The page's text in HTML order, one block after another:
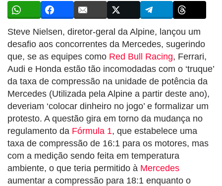
Steve Nielsen, diretor-geral da Alpine, lançou um
desafio aos concorrentes da Mercedes, sugerindo
que, se as equipes como Red Bull Racing, Ferrari,
Audi e Honda estão tão incomodadas com o ‘truque’
da taxa de compressão na unidade de potência da
Mercedes (Utilizada pela Alpine a partir deste ano),
deveriam ‘colocar dinheiro no jogo’ e formalizar um
protesto. A questão gira em torno da mudança no
regulamento da Fórmula 1, que estabelece uma
taxa de compressão de 16:1 para os motores, mas
com a medição sendo feita em temperatura
ambiente, o que teria permitido à Mercedes
aumentar a compressão para 18:1 enquanto o